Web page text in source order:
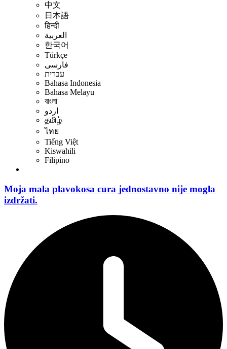
中文
日本語
हिन्दी
العربية
한국어
Türkçe
فارسی
עברית
Bahasa Indonesia
Bahasa Melayu
বাংলা
اردو
தமிழ்
ไทย
Tiếng Việt
Kiswahili
Filipino
Moja mala plavokosa cura jednostavno nije mogla
izdržati.